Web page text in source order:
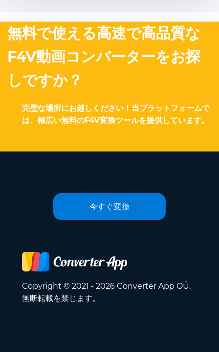
無料で使える高速で高品質な
F4V動画コンバーターをお探
しですか？
完璧な場所にお越しください！当プラットフォームで
は、幅広い無料のF4V変換ツールを提供しています。
今すぐ変換
Copyright © 2021 - 2026 Converter App OÜ.
無断転載を禁じます。